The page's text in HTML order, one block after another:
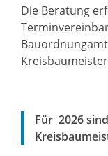
Die Beratung
Für 2026